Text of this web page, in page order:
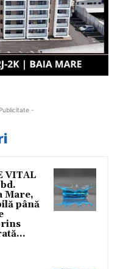
-
VITAL
Mare,
până